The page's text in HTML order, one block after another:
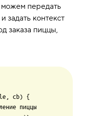
можем передать
задать контекст
заказа пиццы,
cb) {